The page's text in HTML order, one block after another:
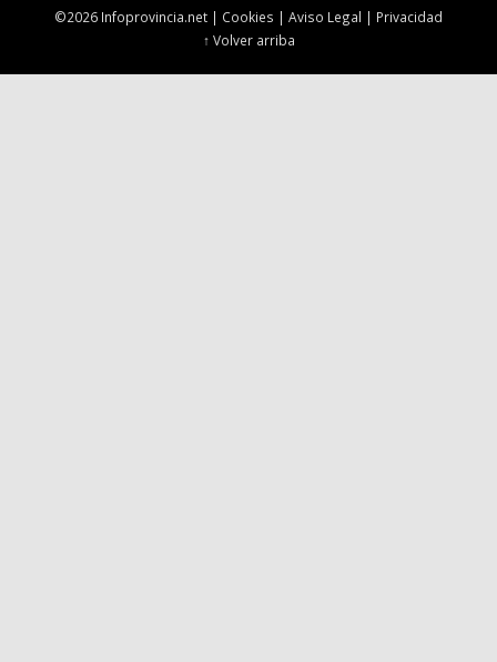
©2026 Infoprovincia.net | Cookies | Aviso Legal | Privacidad
↑ Volver arriba